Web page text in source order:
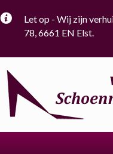
Let op - Wij zijn
78, 6661 EN Elst.